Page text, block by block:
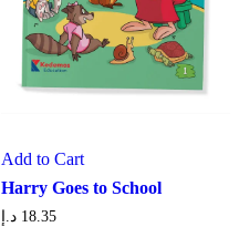
Add to Cart
Harry Goes to School
18.35 د.إ